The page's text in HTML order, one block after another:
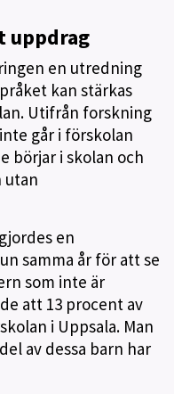
uppdrag
en utredning
kan stärkas
Utifrån forskning
går i förskolan
börjar i skolan och
utan
en
samma år för att se
som inte är
att 13 procent av
i Uppsala. Man
av dessa barn har